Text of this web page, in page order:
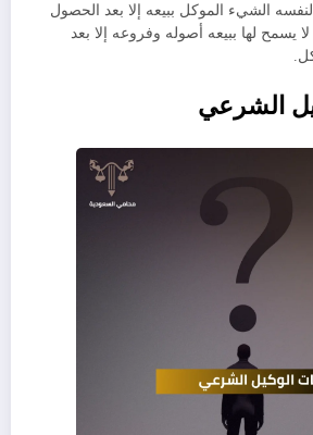
الشيء الموكل ببيعه إلا بعد الحصول
يسمح لها ببيعه أصوله وفروعه إلا بعد
الشرعي